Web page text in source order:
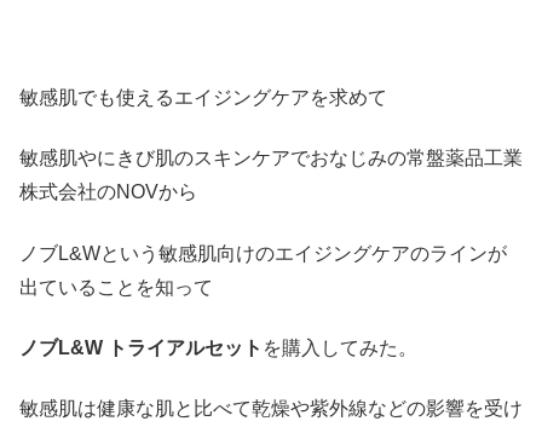
敏感肌でも使えるエイジングケアを求めて
敏感肌やにきび肌のスキンケアでおなじみの常盤薬品工業
株式会社のNOVから
ノブL&Wという敏感肌向けのエイジングケアのラインが
出ていることを知って
ノブL&W トライアルセット を購入してみた。
敏感肌は健康な肌と比べて乾燥や紫外線などの影響を受け